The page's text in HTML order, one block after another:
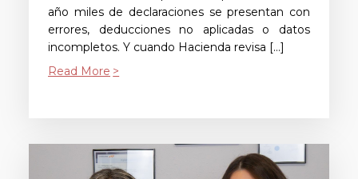
año miles de declaraciones se presentan con
errores, deducciones no aplicadas o datos
incompletos. Y cuando Hacienda revisa […]
Read More